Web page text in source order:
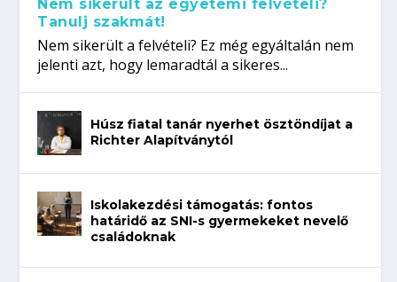
Nem sikerült az egyetemi felvételi?
Tanulj szakmát!
Nem sikerült a felvételi? Ez még egyáltalán nem
jelenti azt, hogy lemaradtál a sikeres...
Húsz fiatal tanár nyerhet ösztöndíjat a
Richter Alapítványtól
Iskolakezdési támogatás: fontos
határidő az SNI-s gyermekeket nevelő
családoknak